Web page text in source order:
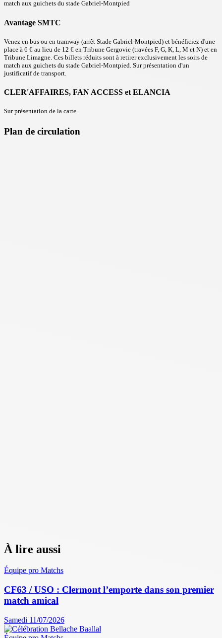
match aux guichets du stade Gabriel-Montpied
Avantage SMTC
Venez en bus ou en tramway (arrêt Stade Gabriel-Montpied) et bénéficiez d'une
place à 6 € au lieu de 12 € en Tribune Gergovie (travées F, G, K, L, M et N) et en
Tribune Limagne. Ces billets réduits sont à retirer exclusivement les soirs de
match aux guichets du stade Gabriel-Montpied. Sur présentation d'un
justificatif de transport.
CLER'AFFAIRES, FAN ACCESS et ELANCIA
Sur présentation de la carte.
Plan de circulation
À lire aussi
Équipe pro Matchs
CF63 / USO : Clermont l’emporte dans son premier
match amical
Samedi 11/07/2026